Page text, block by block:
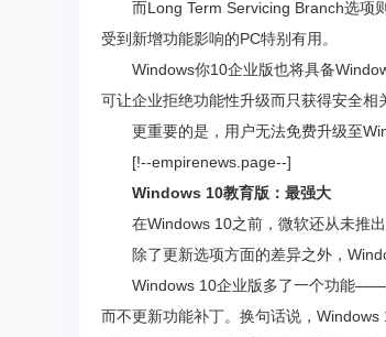
而Long Term Servicing Branch选项
受到新增功能影响的PC特别有用。
Windows你10企业版也将具备
可让企业拒绝功能性升级而只获得安全相
更重要的是，用户无法免费升级至
[!--empirenews.page--]
Windows 10教育版：最强大
在Windows 10之前，微软还从未推
除了更新选项方面的差异之外，
Windows 10企业版多了一个功能
而不更新功能补丁。换句话说，